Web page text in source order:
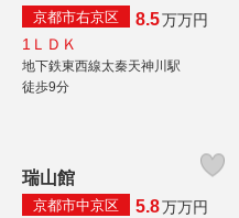
京都市右京区 8.5万万円
1ＬＤＫ
地下鉄東西線太秦天神川駅
徒歩9分
瑞山館
京都市中京区 5.8万万円